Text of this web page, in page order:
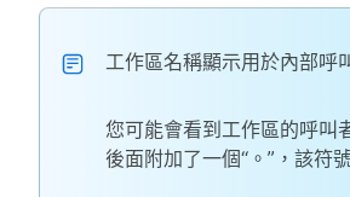
工作區名稱顯示用於內部呼
您可能會看到工作區的呼叫
後面附加了一個“。”，該符